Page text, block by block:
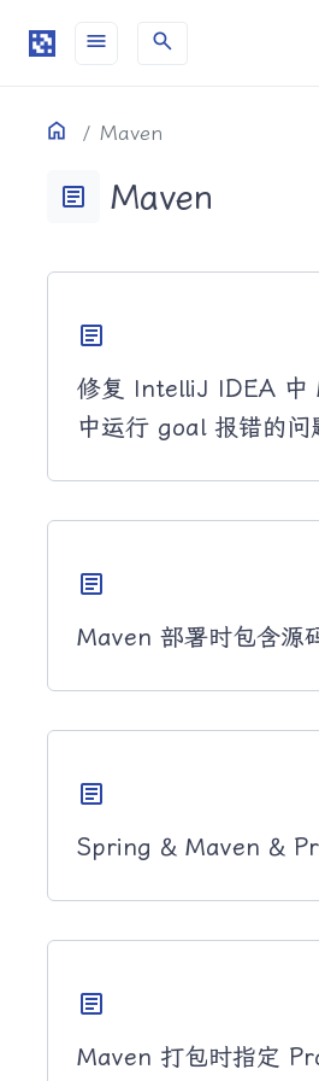
menu search
Home Maven
目录
article Maven
article
修复 IntelliJ IDEA 中
中运行 goal 报错的问
article
Maven 部署时包含源
article
Spring & Maven &
article
Maven 打包时指定